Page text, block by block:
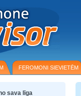
FEROMONI SIEVIETĒM
sava līga